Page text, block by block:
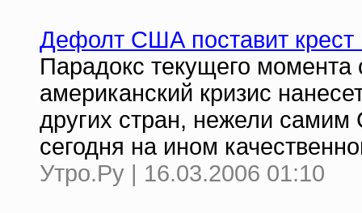
Дефолт США поставит крест
Парадокс текущего момента
американский кризис
других стран, нежели
сегодня на ином
Утро.Ру | 16.03.2006 01:10